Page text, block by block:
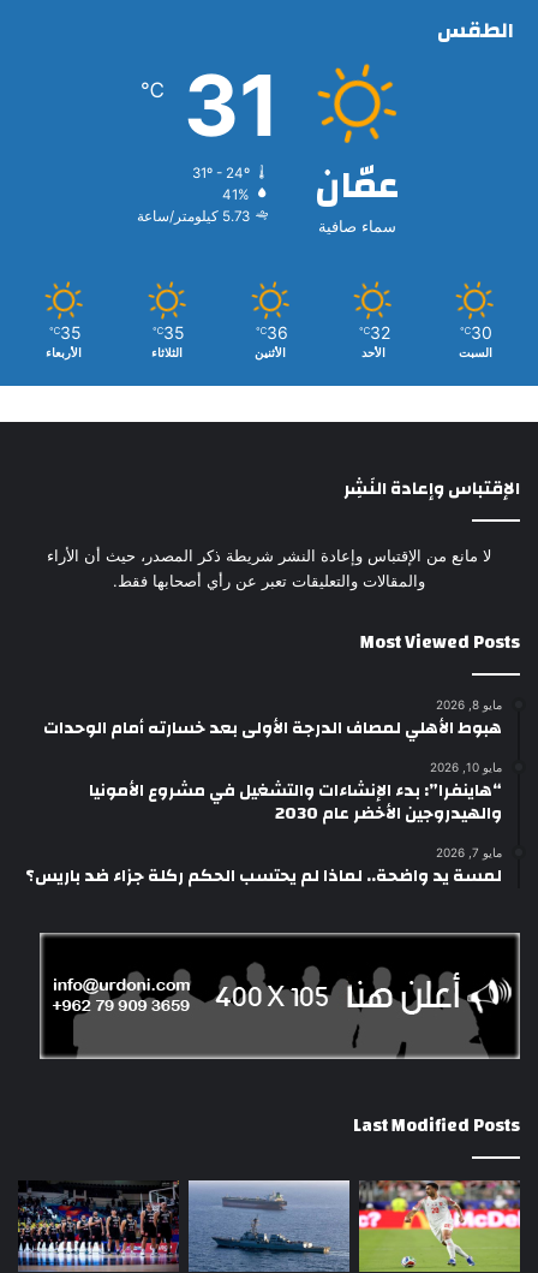
الطقس
عمّان
سماء صافية
31
℃
31º - 24º
41%
5.73 كيلومتر/ساعة
30
℃
السبت
32
℃
الأحد
36
℃
الأثنين
35
℃
الثلاثاء
35
℃
الأربعاء
الإقتباس وإعادة النَشِر
لا مانع من الإقتباس وإعادة النشر شريطة ذكر المصدر، حيث أن الأراء
والمقالات والتعليقات تعبر عن رأي أصحابها فقط.
Most Viewed Posts
مايو 8, 2026
هبوط الأهلي لمصاف الدرجة الأولى بعد خسارته أمام الوحدات
مايو 10, 2026
“هاينفرا”: بدء الإنشاءات والتشغيل في مشروع الأمونيا
والهيدروجين الأخضر عام 2030
مايو 7, 2026
لمسة يد واضحة.. لماذا لم يحتسب الحكم ركلة جزاء ضد باريس؟
Last Modified Posts